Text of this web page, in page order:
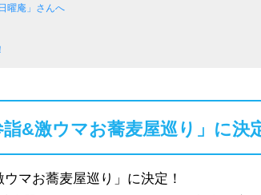
曜庵」さんへ
&激ウマお蕎麦屋巡り」に決
マお蕎麦屋巡り」に決定！